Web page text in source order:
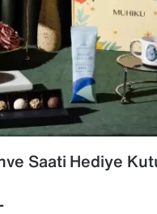
Saati Hediye